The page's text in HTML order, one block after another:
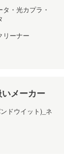
・光カプラ・
リーナー
メーカー
ドウイット)_ネ